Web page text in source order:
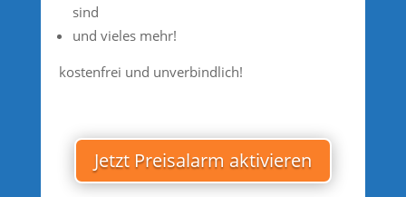
sind
und vieles mehr!
kostenfrei und unverbindlich!
Jetzt Preisalarm aktivieren